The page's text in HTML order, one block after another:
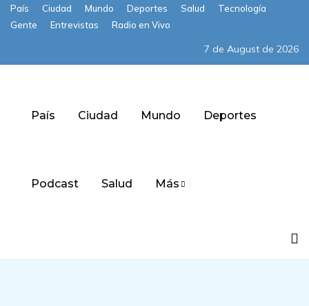
País Ciudad Mundo Deportes Salud
Tecnología
Gente
Entrevistas Radio en Vivo
7 de August de 2026
País Ciudad Mundo Deportes
Podcast Salud Más